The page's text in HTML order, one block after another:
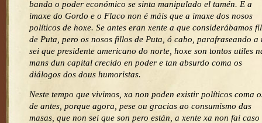
banda o poder económico se sinta manipulado el tamén. E a
imaxe do Gordo e o Flaco non é máis que a imaxe dos nosos
políticos de hoxe. Se antes eran xente a que considerábamos
de Puta, pero os nosos fillos de Puta, ó cabo, parafraseando a
sei que presidente americano do norte, hoxe son tontos utiles
mans dun capital crecido en poder e tan absurdo coma os
diálogos dos dous humoristas.
Neste tempo que vivimos, xa non poden existir políticos coma
de antes, porque agora, pese ou gracias ao consumismo das
masas, que non sei que son pero están, a xente xa non fai caso